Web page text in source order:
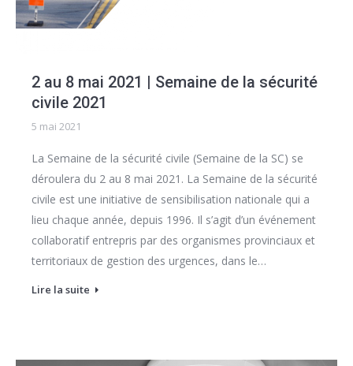
2 au 8 mai 2021 | Semaine de la sécurité
civile 2021
5 mai 2021
La Semaine de la sécurité civile (Semaine de la SC) se
déroulera du 2 au 8 mai 2021. La Semaine de la sécurité
civile est une initiative de sensibilisation nationale qui a
lieu chaque année, depuis 1996. Il s’agit d’un événement
collaboratif entrepris par des organismes provinciaux et
territoriaux de gestion des urgences, dans le…
Lire la suite